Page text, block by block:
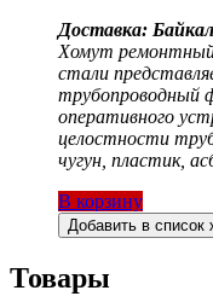
Доставка:
Хомут
стали
трубопроводный
оперативного
целостности
чугун, пластик,
В корзину
Добавить в список
Товары